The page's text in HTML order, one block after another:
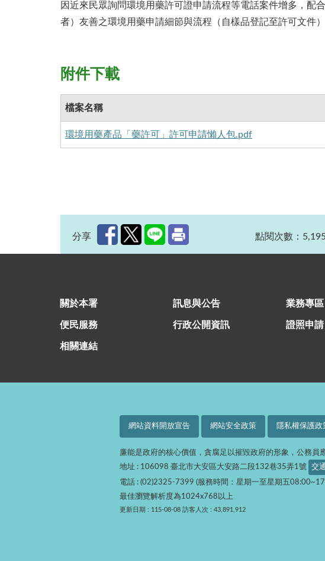
因近來民眾詢問環境用藥許可證申請流程等電話案件增多，配
者）友善之環境用藥申請細節與流程（自樣品登記至許可文件
附件下載
檔案名稱
環境用藥產品「藥許可」許可申請懶人包.pdf
分享 點閱次數：
關於本署 訊息與公告 業務專區
便民服務 行政公開資訊 證照申請
相關連結
網站資料開放宣告 網站安全政策 隱私權保護政
廉能是政府的核心價值，貪腐足以摧毀政府的形象，公務員
地址 : 106098 臺北市大安區大安路二段132巷35弄1號
交
電話 : (02)2325-7399 (服務時間：星期一至星期五
最佳瀏覽解析度為1024x768以上
更新日期 : 115-08-08 訪客人次 : 43,891,912